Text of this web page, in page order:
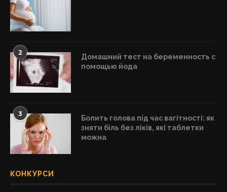
2
Домашний тест на беременность с
помощью йода
3
Болить голова під час вагітності: як
зняти біль без ліків, які таблетки
можна
КОНКУРСИ